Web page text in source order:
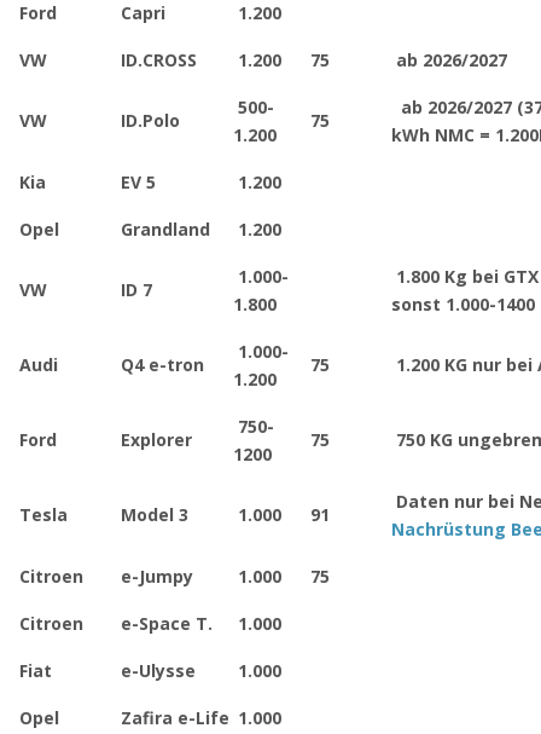
Ford Capri 1.200
VW ID.CROSS 1.200 75 ab 2026/2027
VW ID.Polo
500-
1.200
75
ab 2026/2027
kWh NMC =
Kia EV 5 1.200
Opel Grandland 1.200
VW ID 7
1.000-
1.800
1.800 Kg bei
sonst 1.000-1400
Audi Q4 e-tron
1.000-
1.200
75 1.200 KG nur bei
Ford Explorer
750-
1200
75 750 KG
Tesla Model 3 1.000 91
Daten nur bei
Nachrüstung
Citroen e-Jumpy 1.000 75
Citroen e-Space T. 1.000
Fiat e-Ulysse 1.000
Opel Zafira e-Life 1.000